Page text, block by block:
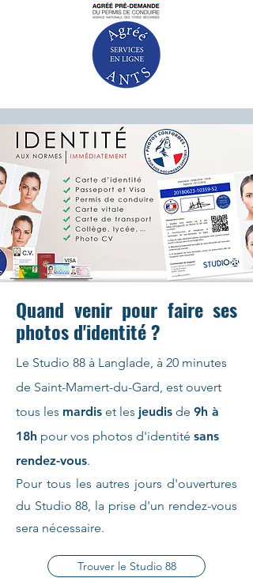
Quand venir pour faire ses
photos d'identité ?
Le Studio 88 à Langlade, à 20 minutes
de Saint-Mamert-du-Gard, est ouvert
tous les mardis et les jeudis de 9h à
18h pour vos photos d'identité sans
rendez-vous.
Pour tous les autres jours d'ouvertures
du Studio 88, la prise d'un rendez-vous
sera nécessaire.
Trouver le Studio 88